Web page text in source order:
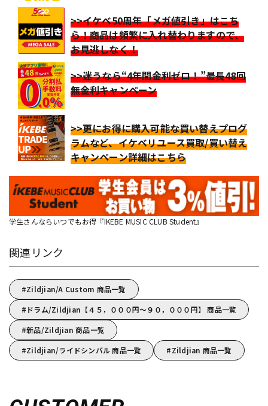
>>イケベ50周年「メガ値引き」はこち
ら！商品は頻繁に入れ替わりますので、
お見逃しなく！
>>迷うなら“4年間金利ゼロ！”最長48回
無金利キャンペーン
>>更にお得に購入可能な買い替えプログ
ラムなど、イケベリユース買取/買い替え
キャンペーン詳細はこちら
学生さんならいつでもお得『IKEBE MUSIC CLUB Student』
関連リンク
Zildjian/A Custom 商品一覧
ドラム/Zildjian【４５，０００円～９０，０００円】 商品一覧
新品/Zildjian 商品一覧
Zildjian/ライドシンバル 商品一覧
Zildjian 商品一覧